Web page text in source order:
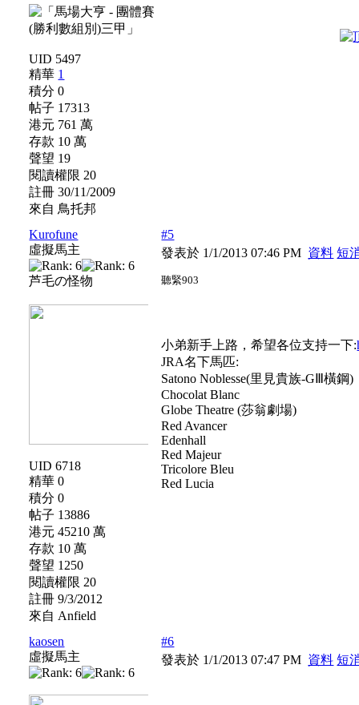
UID 5497
精華 1
積分 0
帖子 17313
港元 761 萬
存款 10 萬
聲望 19
閱讀權限 20
註冊 30/11/2009
來自 鳥托邦
Kurofune
虛擬馬主
芦毛の怪物
UID 6718
精華 0
積分 0
帖子 13886
港元 45210 萬
存款 10 萬
聲望 1250
閱讀權限 20
註冊 9/3/2012
來自 Anfield
#5
發表於 1/1/2013 07:46 PM 資料 短
聽緊903
小弟新手上路，希望各位支持一下:
JRA名下馬匹:
Satono Noblesse(里見貴族-GⅢ橫鋼)
Chocolat Blanc
Globe Theatre (莎翁劇場)
Red Avancer
Edenhall
Red Majeur
Tricolore Bleu
Red Lucia
kaosen
虛擬馬主
#6
發表於 1/1/2013 07:47 PM 資料 短